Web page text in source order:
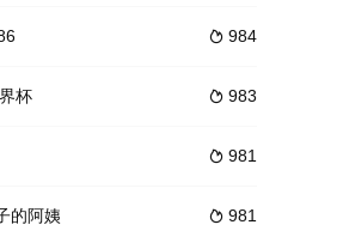
因此冲突不断。隶属于堂万一家的头目岩木诚
 984
 983
杯
 981
 981
的阿姨